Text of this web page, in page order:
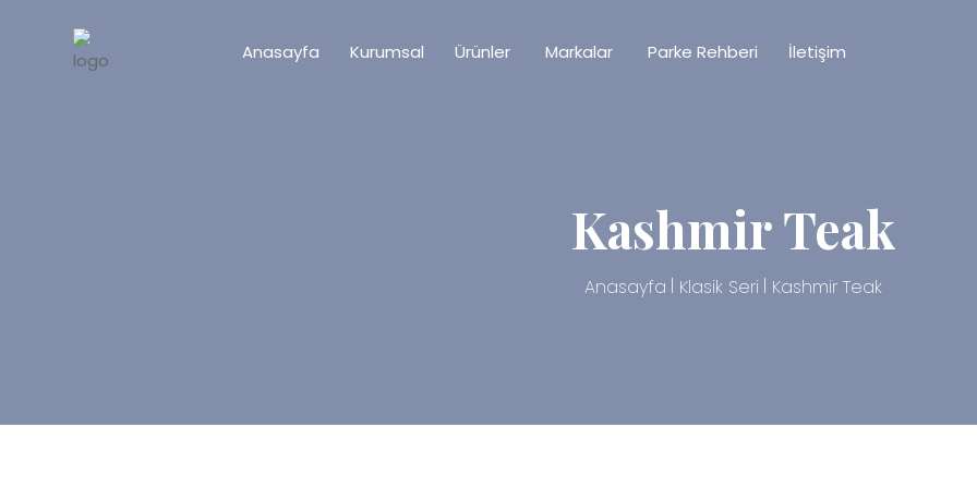
Anasayfa Kurumsal Ürünler Markalar Parke Rehberi İletişim
Kashmir Teak
Anasayfa Klasik Seri Kashmir Teak